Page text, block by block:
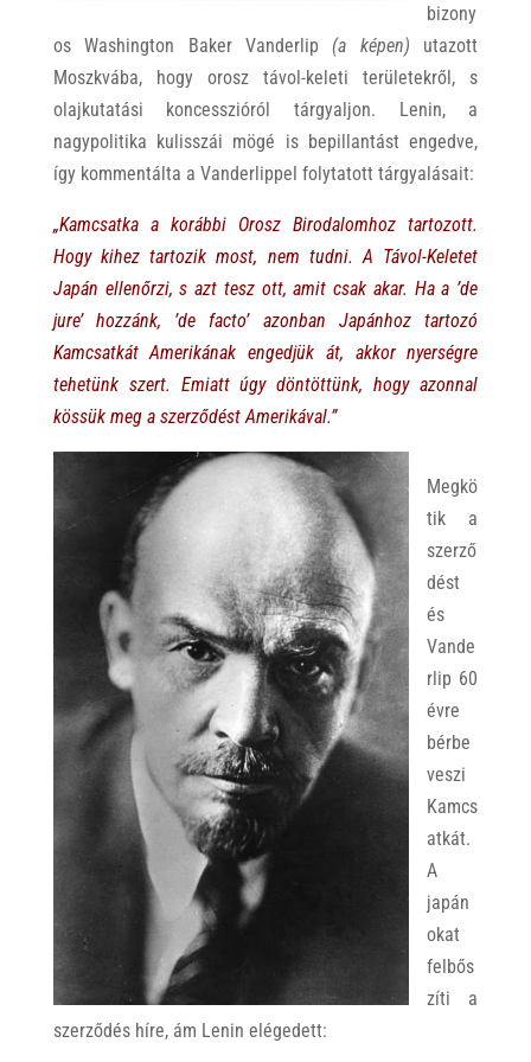
bizony
os Washington Baker Vanderlip (a képen) utazott
Moszkvába, hogy orosz távol-keleti területekről, s
olajkutatási koncesszióról tárgyaljon. Lenin, a
nagypolitika kulisszái mögé is bepillantást engedve,
így kommentálta a Vanderlippel folytatott tárgyalásait:
„Kamcsatka a korábbi Orosz Birodalomhoz tartozott.
Hogy kihez tartozik most, nem tudni. A Távol-Keletet
Japán ellenőrzi, s azt tesz ott, amit csak akar. Ha a ’de
jure’ hozzánk, ’de facto’ azonban Japánhoz tartozó
Kamcsatkát Amerikának engedjük át, akkor nyerségre
tehetünk szert. Emiatt úgy döntöttünk, hogy azonnal
kössük meg a szerződést Amerikával.”
Megkö
tik a
szerző
dést
és
Vande
rlip 60
évre
bérbe
veszi
Kamcs
atkát.
A
japán
okat
felbős
zíti a
szerződés híre, ám Lenin elégedett: